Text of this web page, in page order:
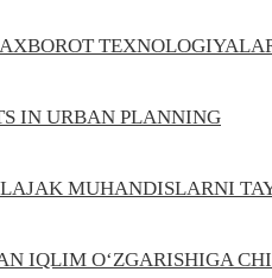
IN URBAN PLANNING
MUHANDISLARNI
IQLIM O‘ZGARISHIGA